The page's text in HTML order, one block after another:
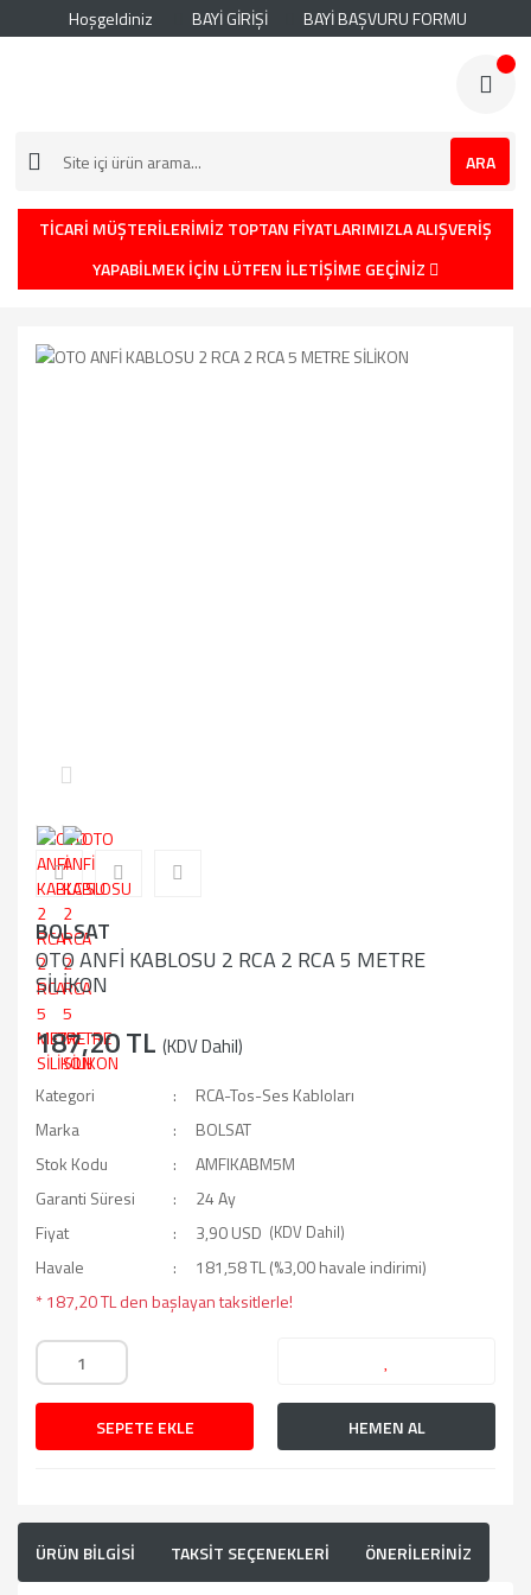
Hoşgeldiniz BAYİ GİRİŞİ BAYİ BAŞVURU FORMU
ARA
TİCARİ MÜŞTERİLERİMİZ TOPTAN FİYATLARIMIZLA ALIŞVERİŞ
YAPABİLMEK İÇİN LÜTFEN İLETİŞİME GEÇİNİZ
BOLSAT
OTO ANFİ KABLOSU 2 RCA 2 RCA 5 METRE
SİLİKON
187,20 TL (KDV Dahil)
Kategori
RCA-Tos-Ses Kabloları
Marka
BOLSAT
Stok Kodu
AMFIKABM5M
Garanti Süresi
24 Ay
Fiyat
3,90 USD (KDV Dahil)
Havale
181,58 TL (%3,00 havale indirimi)
* 187,20 TL den başlayan taksitlerle!
SEPETE EKLE HEMEN AL
ÜRÜN BİLGİSİ TAKSİT SEÇENEKLERİ ÖNERİLERİNİZ